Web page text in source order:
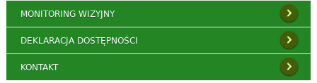
MONITORING WIZYJNY
DEKLARACJA DOSTĘPNOŚCI
KONTAKT